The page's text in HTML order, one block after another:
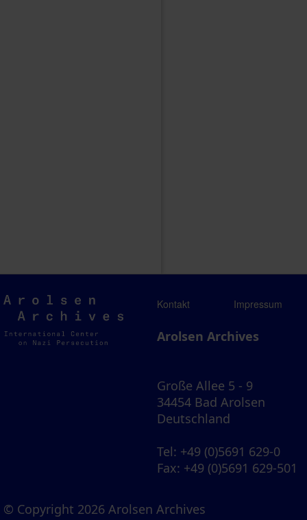
Arolsen
Archives
Kontakt Impressum
Arolsen Archives
Große Allee 5 - 9
34454 Bad Arolsen
Deutschland
Tel: +49 (0)5691 629-0
Fax: +49 (0)5691 629-501
© Copyright 2026 Arolsen Archives